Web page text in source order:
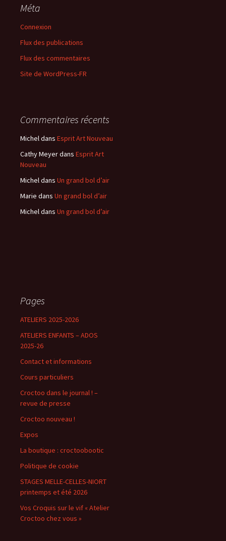
Méta
Connexion
Flux des publications
Flux des commentaires
Site de WordPress-FR
Commentaires récents
Micheldans Esprit Art Nouveau
Cathy Meyerdans Esprit Art
Nouveau
Micheldans Un grand bol d’air
Marie dans Un grand bol d’air
Micheldans Un grand bol d’air
Pages
ATELIERS 2025-2026
ATELIERS ENFANTS – ADOS
2025-26
Contact et informations
Cours particuliers
Croctoo dans le journal ! –
revue de presse
Croctoo nouveau !
Expos
La boutique : croctoobootic
Politique de cookie
STAGES MELLE-CELLES-NIORT
printemps et été 2026
Vos Croquis sur le vif « Atelier
Croctoo chez vous »